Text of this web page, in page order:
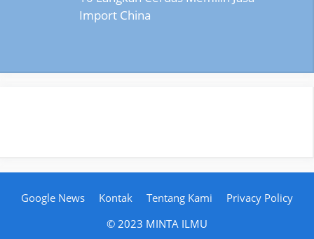
Import China
Google News Kontak Tentang Kami
Privacy Policy
© 2023 MINTA ILMU